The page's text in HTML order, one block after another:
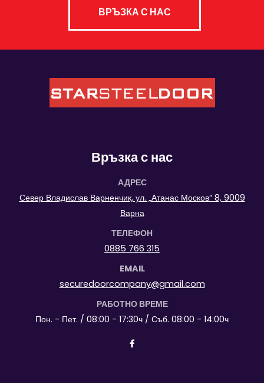
ВРЪЗКА С НАС
Връзка с нас
АДРЕС
Север Владислав Варненчик, ул. „Атанас Москов“ 8, 9009
Варна
ТЕЛЕФОН
0885 766 315
EMAIL
securedoorcompany@gmail.com
РАБОТНО ВРЕМЕ
Пон. - Пет. / 08:00 - 17:30ч / Съб. 08:00 - 14:00ч